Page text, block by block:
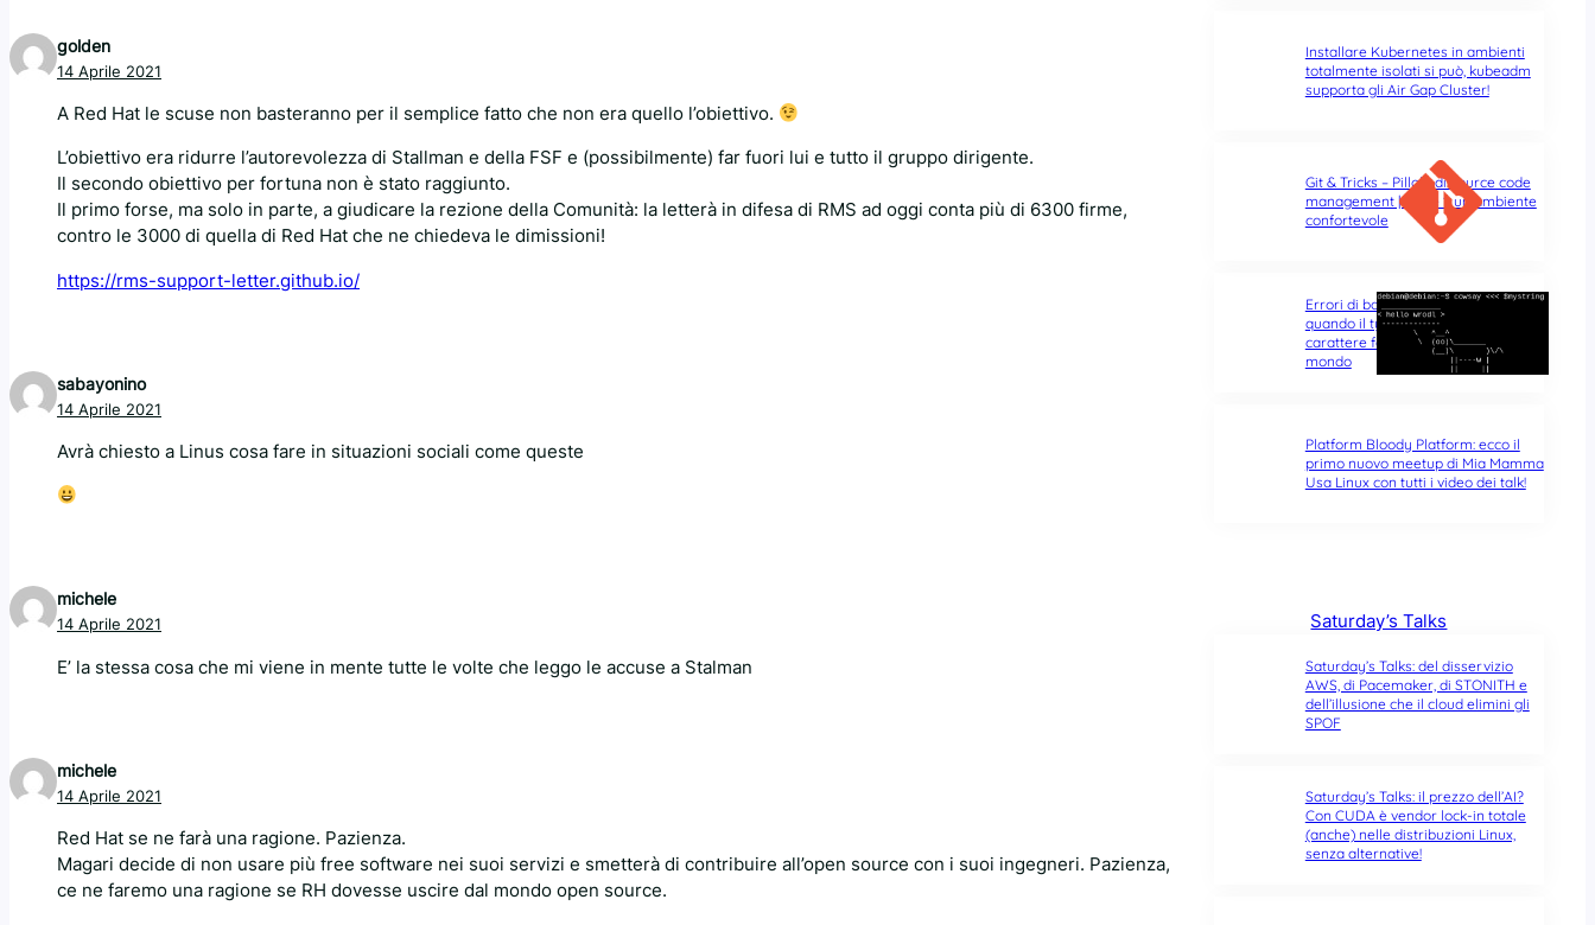
golden
14 Aprile 2021
A Red Hat le scuse non basteranno per il semplice fatto che non era quello l’obiettivo.
L’obiettivo era ridurre l’autorevolezza di Stallman e della FSF e (possibilmente) far fuori lui e tutto il gruppo dirigente.
Il secondo obiettivo per fortuna non è stato raggiunto.
Il primo forse, ma solo in parte, a giudicare la rezione della Comunità: la letterà in difesa di RMS ad oggi conta più di 6300 firme,
contro le 3000 di quella di Red Hat che ne chiedeva le dimissioni!
https://rms-support-letter.github.io/
sabayonino
14 Aprile 2021
Avrà chiesto a Linus cosa fare in situazioni sociali come queste
michele
14 Aprile 2021
E’ la stessa cosa che mi viene in mente tutte le volte che leggo le accuse a Stalman
michele
14 Aprile 2021
Red Hat se ne farà una ragione. Pazienza.
Magari decide di non usare più free software nei suoi servizi e smetterà di contribuire all’open source con i suoi ingegneri. Pazienza,
ce ne faremo una ragione se RH dovesse uscire dal mondo open source.
Installare Kubernetes in ambienti
totalmente isolati si può, kubeadm
supporta gli Air Gap Cluster!
Git & Tricks – Pillole di source code
management | Parte 1: un ambiente
confortevole
Errori di battitura nel terminale:
quando il typo di un singolo
carattere fa tutta la differenza del
mondo
Platform Bloody Platform: ecco il
primo nuovo meetup di Mia Mamma
Usa Linux con tutti i video dei talk!
Saturday’s Talks
Saturday’s Talks: del disservizio
AWS, di Pacemaker, di STONITH e
dell’illusione che il cloud elimini gli
SPOF
Saturday’s Talks: il prezzo dell’AI?
Con CUDA è vendor lock-in totale
(anche) nelle distribuzioni Linux,
senza alternative!